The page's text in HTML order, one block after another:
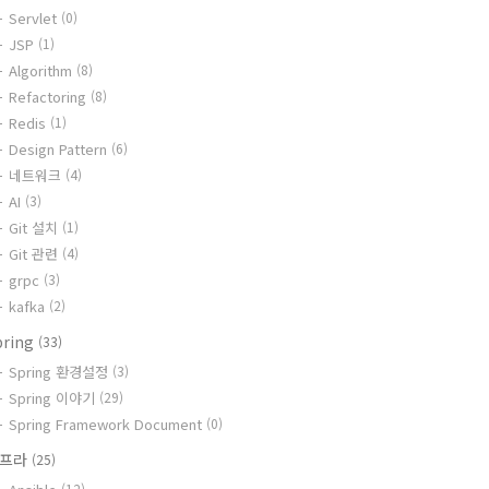
Servlet (0)
JSP (1)
Algorithm (8)
Refactoring (8)
Redis (1)
Design Pattern (6)
네트워크 (4)
AI (3)
Git 설치 (1)
Git 관련 (4)
grpc (3)
kafka (2)
(33)
Spring 환경설정 (3)
Spring 이야기 (29)
Spring Framework Document (0)
라 (25)